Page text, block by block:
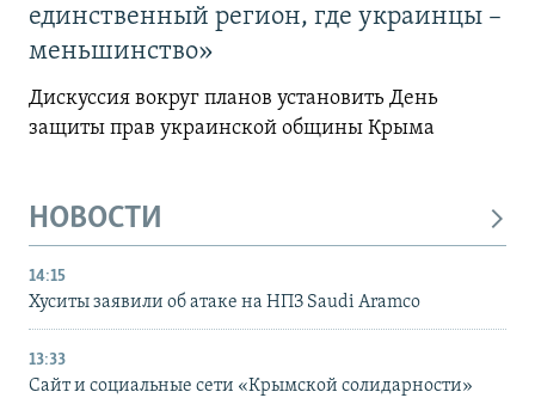
единственный регион, где украинцы –
меньшинство»
Дискуссия вокруг планов установить День
защиты прав украинской общины Крыма
НОВОСТИ
14:15
Хуситы заявили об атаке на НПЗ Saudi Aramco
13:33
Сайт и социальные сети «Крымской солидарности»